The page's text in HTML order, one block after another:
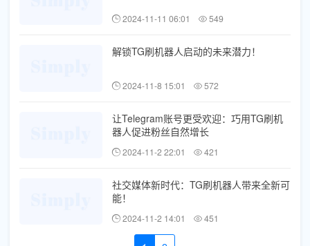
2024-11-11 06:01 549
解锁TG刷机器人启动的未来潜力！
2024-11-8 15:01 572
让Telegram账号更受欢迎：巧用TG刷机
器人促进粉丝自然增长
2024-11-2 22:01 421
社交媒体新时代：TG刷机器人带来全新可
能！
2024-11-2 14:01 451